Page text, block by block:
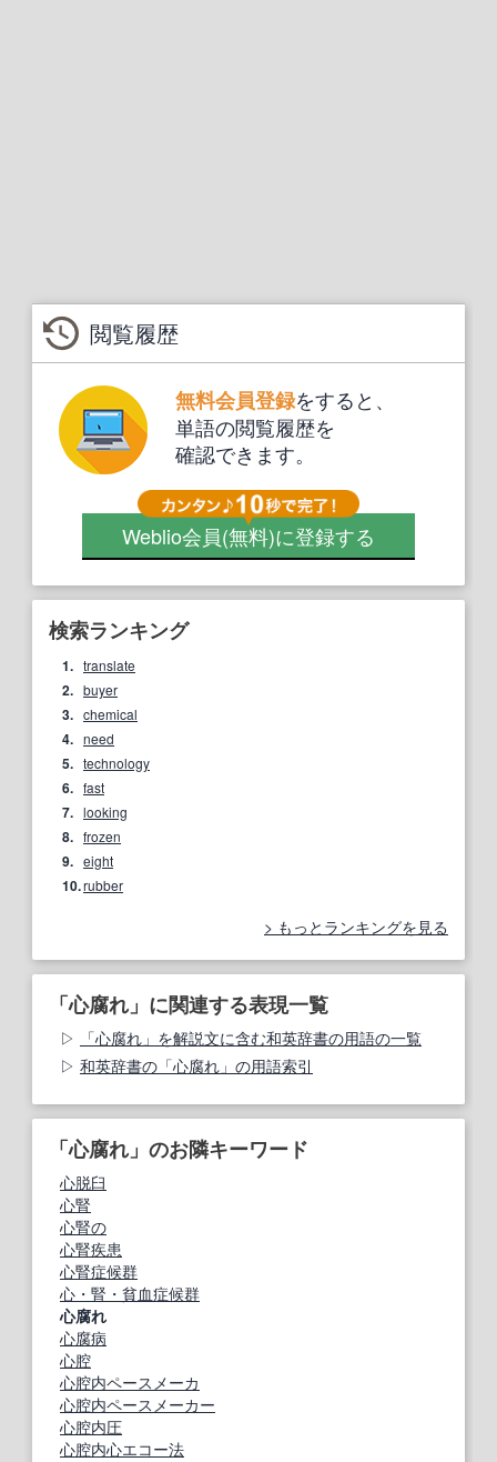
閲覧履歴
無料会員登録をすると、
単語の閲覧履歴を
確認できます。
Weblio会員(無料)に登録する
検索ランキング
1. translate
2. buyer
3. chemical
4. need
5. technology
6. fast
7. looking
8. frozen
9. eight
10.rubber
もっとランキングを見る
「心腐れ」に関連する表現一覧
「心腐れ」を解説文に含む和英辞書の用語の一覧
和英辞書の「心腐れ」の用語索引
「心腐れ」のお隣キーワード
心脱臼
心腎
心腎の
心腎疾患
心腎症候群
心・腎・貧血症候群
心腐れ
心腐病
心腔
心腔内ペースメーカ
心腔内ペースメーカー
心腔内圧
心腔内心エコー法